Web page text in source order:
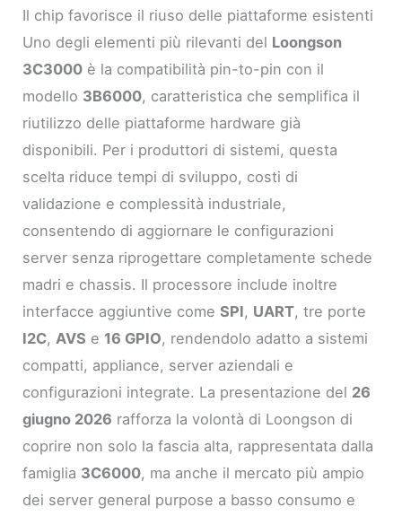
Il chip favorisce il riuso delle piattaforme esistenti
Uno degli elementi più rilevanti del Loongson
3C3000 è la compatibilità pin-to-pin con il
modello 3B6000, caratteristica che semplifica il
riutilizzo delle piattaforme hardware già
disponibili. Per i produttori di sistemi, questa
scelta riduce tempi di sviluppo, costi di
validazione e complessità industriale,
consentendo di aggiornare le configurazioni
server senza riprogettare completamente schede
madri e chassis. Il processore include inoltre
interfacce aggiuntive comeSPI, UART, tre porte
I2C,AVS e 16 GPIO, rendendolo adatto a sistemi
compatti, appliance, server aziendali e
configurazioni integrate. La presentazione del 26
giugno 2026 rafforza la volontà di Loongson di
coprire non solo la fascia alta, rappresentata dalla
famiglia 3C6000, ma anche il mercato più ampio
dei server general purpose a basso consumo e